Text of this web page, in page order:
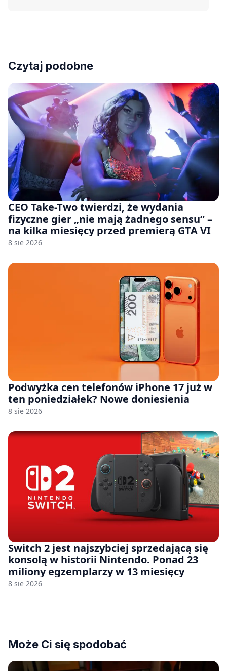
Czytaj podobne
CEO Take-Two twierdzi, że wydania
fizyczne gier „nie mają żadnego sensu” –
na kilka miesięcy przed premierą GTA VI
8 sie 2026
Podwyżka cen telefonów iPhone 17 już w
ten poniedziałek? Nowe doniesienia
8 sie 2026
Switch 2 jest najszybciej sprzedającą się
konsolą w historii Nintendo. Ponad 23
miliony egzemplarzy w 13 miesięcy
8 sie 2026
Może Ci się spodobać